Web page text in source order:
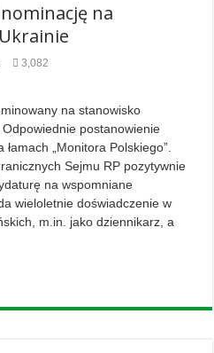
nominację na
3,082
na stanowisko
postanowienie
„Monitora Polskiego”.
Sejmu RP pozytywnie
na wspomniane
wieloletnie doświadczenie w
m.in. jako dziennikarz, a